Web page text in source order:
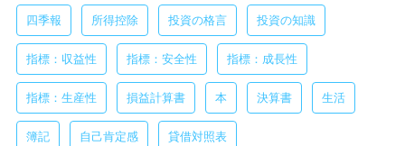
四季報 所得控除 投資の格言 投資の知識
指標：収益性 指標：安全性 指標：成長性
指標：生産性 損益計算書 本 決算書 生活
簿記 自己肯定感 貸借対照表